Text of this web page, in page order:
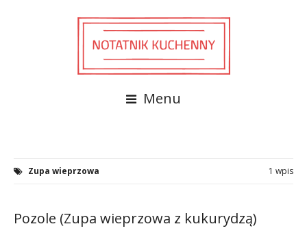
Menu
Zupa wieprzowa 1 wpis
Pozole (Zupa wieprzowa z kukurydzą)